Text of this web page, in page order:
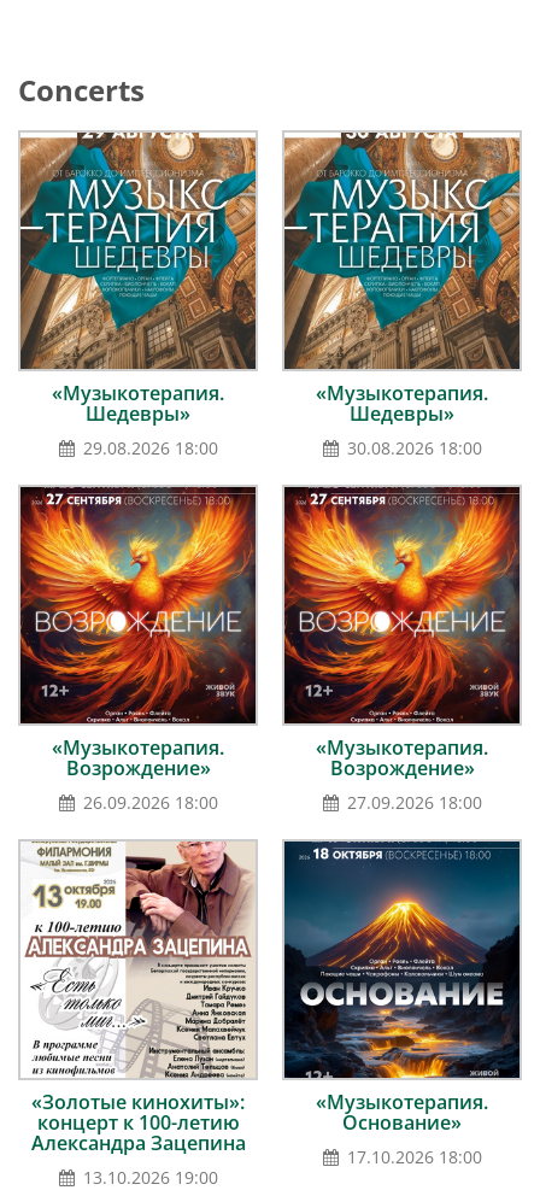
Concerts
«Музыкотерапия.
Шедевры»
29.08.2026 18:00
«Музыкотерапия.
Шедевры»
30.08.2026 18:00
«Музыкотерапия.
Возрождение»
26.09.2026 18:00
«Музыкотерапия.
Возрождение»
27.09.2026 18:00
«Золотые кинохиты»:
концерт к 100-летию
Александра Зацепина
13.10.2026 19:00
«Музыкотерапия.
Основание»
17.10.2026 18:00